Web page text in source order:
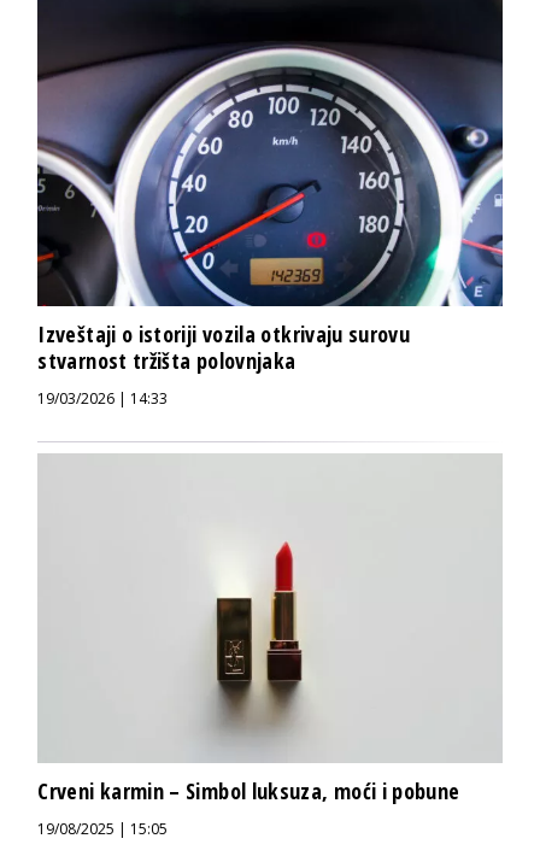
Izveštaji o istoriji vozila otkrivaju surovu
stvarnost tržišta polovnjaka
19/03/2026 | 14:33
Crveni karmin – Simbol luksuza, moći i pobune
19/08/2025 | 15:05